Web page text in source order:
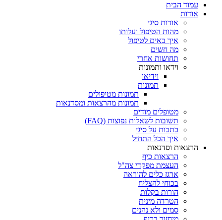
עמוד הבית
אודות
אודות סיגי
מהות הטיפול ועלותו
איך באים לטיפול
מה חשים
תחושות אחרי
וידאו ותמונות
וידיאו
תמונות
תמונות מטיפולים
תמונות מהרצאות ומסדנאות
מטופלים מודים
תשובות לשאלות נפוצות (FAQ)
כתבות על סיגי
איך הכל התחיל
הרצאות וסדנאות
הרצאות כיף
העצמת מפקדי צה"ל
ארגז כלים להוראה
בכוחי להצליח
הורות בקלות
הטרדה מינית
סמים ולא נהנים